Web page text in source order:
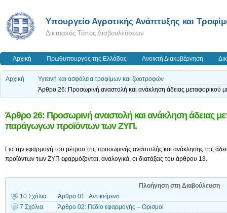
Υπουργείο Αγροτικής Ανάπτυξης και
Δικτυακός Τόπος Διαβουλεύσεων
Αρχική Πρωθυπουργός της Ελλάδας Ανοικτή Διακυβέρνηση
Αρχική
Υγιεινή και ασφάλεια τροφίμων και ζωοτροφών
Άρθρο 26: Προσωρινή αναστολή και ανάκληση άδειας
Άρθρο 26: Προσωρινή αναστολή και ανάκληση άδειας
παράγωγων προϊόντων των ΖΥΠ.
Για την εφαρμογή του μέτρου της προσωρινής αναστολής και ανάκλησης της
προϊόντων των ΖΥΠ εφαρμόζονται, αναλογικά, οι διατάξεις του άρθρου 13.
Πλοήγηση στη Διαβούλευση
10 Σχόλια
Άρθρο 01 : Αντικείμενο
7 Σχόλια
Άρθρο 02: Πεδίο εφαρμογής – Ορισμοί